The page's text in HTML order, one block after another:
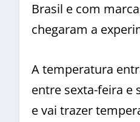
Brasil e com
chegaram a
A temperatura
entre sexta-feira e
e vai trazer